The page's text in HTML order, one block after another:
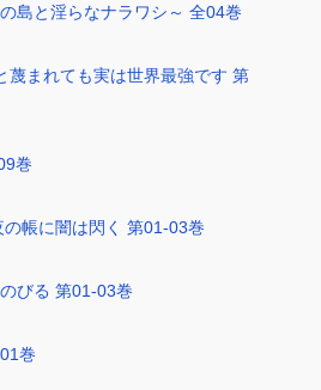
島と淫らなナラワシ～ 全04巻
蔑まれても実は世界最強です 第
巻
帳に闇は閃く 第01-03巻
びる 第01-03巻
巻